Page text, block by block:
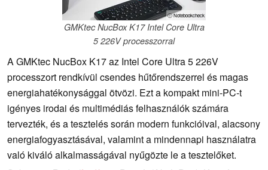
ⓘ Notebookcheck
GMKtec NucBox K17 Intel Core Ultra
5 226V processzorral
A GMKtec NucBox K17 az Intel Core Ultra 5 226V
processzort rendkívül csendes hűtőrendszerrel és magas
energiahatékonysággal ötvözi. Ezt a kompakt mini-PC-t
igényes irodai és multimédiás felhasználók számára
tervezték, és a tesztelés során modern funkcióival, alacsony
energiafogyasztásával, valamint a mindennapi használatra
való kiváló alkalmasságával nyűgözte le a tesztelőket.